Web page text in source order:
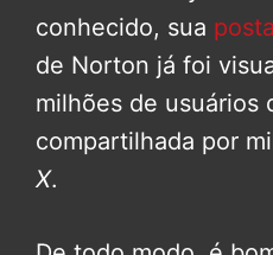
conhecido, sua
de Norton já foi
milhões de usuários
compartilhada por
X.